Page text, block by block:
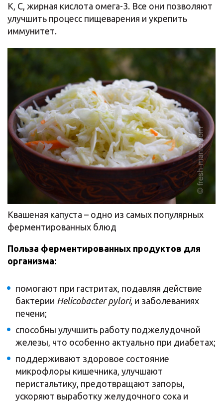
K, C, жирная кислота омега-3. Все они позволяют
улучшить процесс пищеварения и укрепить
иммунитет.
Квашеная капуста – одно из самых популярных
ферментированных блюд
Польза ферментированных продуктов для
организма:
помогают при гастритах, подавляя действие
бактерии Helicobacter pylori, и заболеваниях
печени;
способны улучшить работу поджелудочной
железы, что особенно актуально при диабетах;
поддерживают здоровое состояние
микрофлоры кишечника, улучшают
перистальтику, предотвращают запоры,
ускоряют выработку желудочного сока и